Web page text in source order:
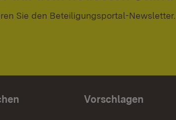
Sie den Beteiligungsportal-Newsletter.
Vorschlagen